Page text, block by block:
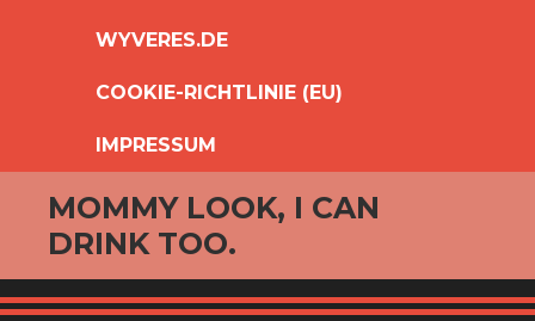
SPRINGEN
WYVERES.DE
COOKIE-RICHTLINIE (EU)
IMPRESSUM
MOMMY LOOK, I CAN
DRINK TOO.